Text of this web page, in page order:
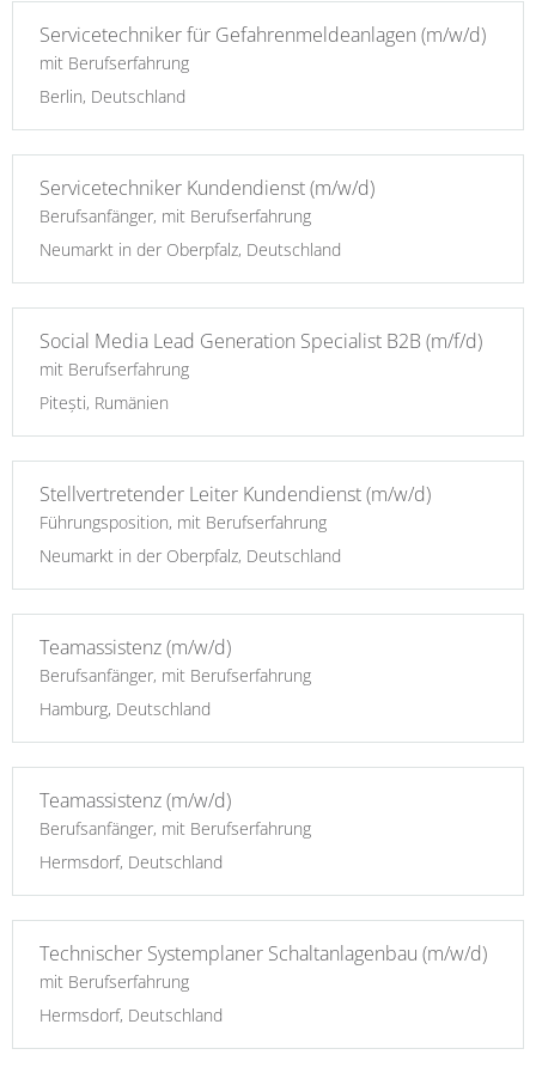
Servicetechniker für Gefahrenmeldeanlagen (m/w/d)
mit Berufserfahrung
Berlin, Deutschland
Servicetechniker Kundendienst (m/w/d)
Berufsanfänger, mit Berufserfahrung
Neumarkt in der Oberpfalz, Deutschland
Social Media Lead Generation Specialist B2B (m/f/d)
mit Berufserfahrung
Pitești, Rumänien
Stellvertretender Leiter Kundendienst (m/w/d)
Führungsposition, mit Berufserfahrung
Neumarkt in der Oberpfalz, Deutschland
Teamassistenz (m/w/d)
Berufsanfänger, mit Berufserfahrung
Hamburg, Deutschland
Teamassistenz (m/w/d)
Berufsanfänger, mit Berufserfahrung
Hermsdorf, Deutschland
Technischer Systemplaner Schaltanlagenbau (m/w/d)
mit Berufserfahrung
Hermsdorf, Deutschland